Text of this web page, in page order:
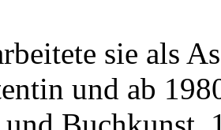
sie als
und ab